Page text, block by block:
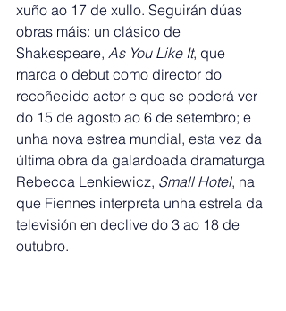
xuño ao 17 de xullo. Seguirán dúas
obras máis: un clásico de
Shakespeare, As You Like It, que
marca o debut como director do
recoñecido actor e que se poderá ver
do 15 de agosto ao 6 de setembro; e
unha nova estrea mundial, esta vez da
última obra da galardoada dramaturga
Rebecca Lenkiewicz, Small Hotel, na
que Fiennes interpreta unha estrela da
televisión en declive do 3 ao 18 de
outubro.